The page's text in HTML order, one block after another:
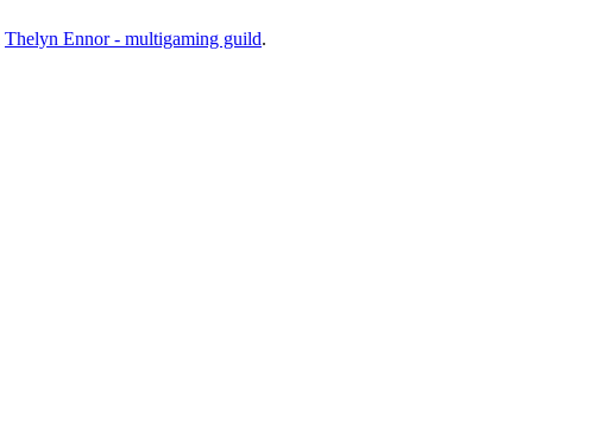
Thelyn Ennor - multigaming guild.